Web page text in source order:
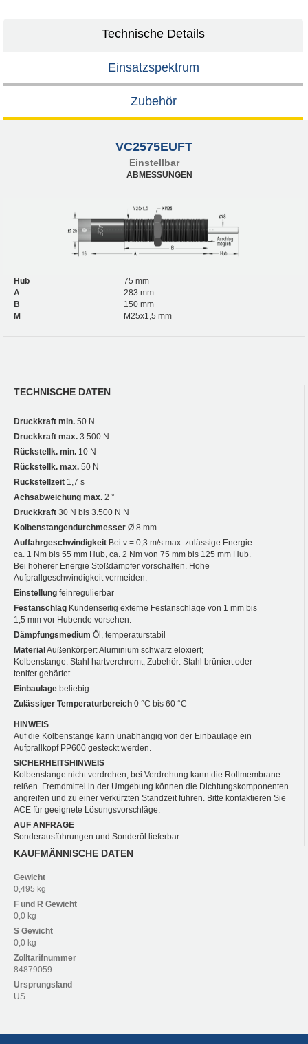
Technische Details
Einsatzspektrum
Zubehör
VC2575EUFT
Einstellbar
ABMESSUNGEN
Hub
75 mm
A
283 mm
B
150 mm
M
M25x1,5 mm
TECHNISCHE DATEN
Druckkraft min. 50 N
Druckkraft max. 3.500 N
Rückstellk. min. 10 N
Rückstellk. max. 50 N
Rückstellzeit 1,7 s
Achsabweichung max. 2 °
Druckkraft 30 N bis 3.500 N N
Kolbenstangendurchmesser Ø 8 mm
Auffahrgeschwindigkeit Bei v = 0,3 m/s max. zulässige Energie:
ca. 1 Nm bis 55 mm Hub, ca. 2 Nm von 75 mm bis 125 mm Hub.
Bei höherer Energie Stoßdämpfer vorschalten. Hohe
Aufprallgeschwindigkeit vermeiden.
Einstellung feinregulierbar
Festanschlag Kundenseitig externe Festanschläge von 1 mm bis
1,5 mm vor Hubende vorsehen.
Dämpfungsmedium Öl, temperaturstabil
Material Außenkörper: Aluminium schwarz eloxiert;
Kolbenstange: Stahl hartverchromt; Zubehör: Stahl brüniert oder
tenifer gehärtet
Einbaulage beliebig
Zulässiger Temperaturbereich 0 °C bis 60 °C
HINWEIS
Auf die Kolbenstange kann unabhängig von der Einbaulage ein
Aufprallkopf PP600 gesteckt werden.
SICHERHEITSHINWEIS
Kolbenstange nicht verdrehen, bei Verdrehung kann die Rollmembrane
reißen. Fremdmittel in der Umgebung können die Dichtungskomponenten
angreifen und zu einer verkürzten Standzeit führen. Bitte kontaktieren Sie
ACE für geeignete Lösungsvorschläge.
AUF ANFRAGE
Sonderausführungen und Sonderöl lieferbar.
KAUFMÄNNISCHE DATEN
Gewicht
0,495 kg
F und R Gewicht
0,0 kg
S Gewicht
0,0 kg
Zolltarifnummer
84879059
Ursprungsland
US